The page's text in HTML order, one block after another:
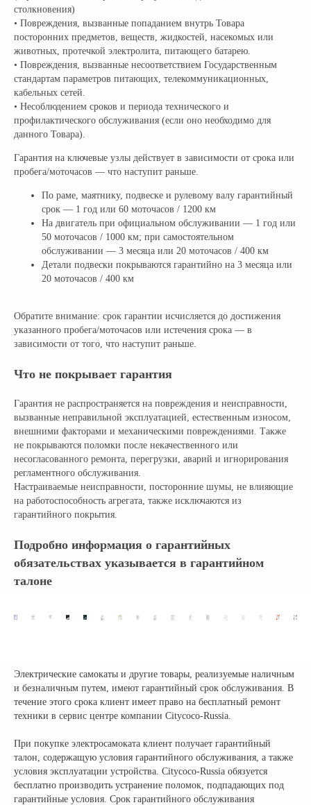
столкновения)
• Повреждения, вызванные попаданием внутрь Товара
посторонних предметов, веществ, жидкостей, насекомых или
животных, протечкой электролита, питающего батарею.
• Повреждения, вызванные несоответствием Государственным
стандартам параметров питающих, телекоммуникационных,
кабельных сетей.
• Несоблюдением сроков и периода технического и
профилактического обслуживания (если оно необходимо для
данного Товара).
Гарантия на ключевые узлы действует в зависимости от срока или
пробега/моточасов — что наступит раньше.
По раме, маятнику, подвеске и рулевому валу гарантийный
срок — 1 год или 60 моточасов / 1200 км
На двигатель при официальном обслуживании — 1 год или
50 моточасов / 1000 км; при самостоятельном
обслуживании — 3 месяца или 20 моточасов / 400 км
Детали подвески покрываются гарантийно на 3 месяца или
20 моточасов / 400 км
Обратите внимание: срок гарантии исчисляется до достижения
указанного пробега/моточасов или истечения срока — в
зависимости от того, что наступит раньше.
Что не покрывает гарантия
Гарантия не распространяется на повреждения и неисправности,
вызванные неправильной эксплуатацией, естественным износом,
внешними факторами и механическими повреждениями. Также
не покрываются поломки после некачественного или
несогласованного ремонта, перегрузки, аварий и игнорирования
регламентного обслуживания.
Настраиваемые неисправности, посторонние шумы, не влияющие
на работоспособность агрегата, также исключаются из
гарантийного покрытия.
Подробно информация о гарантийных
обязательствах указывается в гарантийном
талоне
Электрические самокаты и другие товары, реализуемые наличным
и безналичным путем, имеют гарантийный срок обслуживания. В
течение этого срока клиент имеет право на бесплатный ремонт
техники в сервис центре компании Citycoco-Russia.
При покупке электросамоката клиент получает гарантийный
талон, содержащую условия гарантийного обслуживания, а также
условия эксплуатации устройства. Citycoco-Russia обязуется
бесплатно производить устранение поломок, подпадающих под
гарантийные условия. Срок гарантийного обслуживания
Контакты
Электротрициклы
Электроквадроциклы
Грузовые электротрициклы
Электромотоциклы
прочие товары
+ 7 (495) 320-95-25
по всей России
Доставка
РАЗДЕЛЫ КАТАЛОГА: